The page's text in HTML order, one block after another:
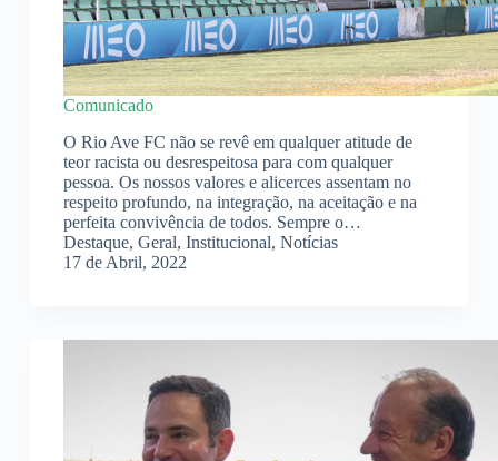
Comunicado
O Rio Ave FC não se revê em qualquer atitude de
teor racista ou desrespeitosa para com qualquer
pessoa. Os nossos valores e alicerces assentam no
respeito profundo, na integração, na aceitação e na
perfeita convivência de todos. Sempre o…
Destaque, Geral, Institucional, Notícias
17 de Abril, 2022